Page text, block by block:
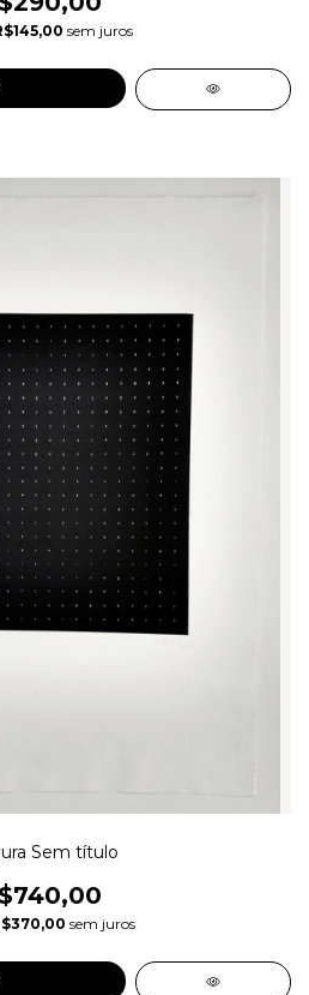
sem juros
Sem título
sem juros